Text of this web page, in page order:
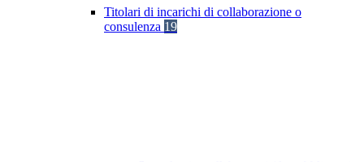
Titolari di incarichi di collaborazione o
consulenza 19